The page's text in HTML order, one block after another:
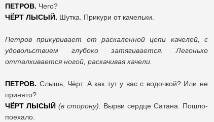
ПЕТРОВ. Чего?
ЧЁРТ ЛЫСЫЙ. Шутка. Прикури от качельки.
Петров прикуривает от раскаленной цепи качелей, с
удовольствием глубоко затягивается. Легонько
отталкивается ногой, раскачивая качели.
ПЕТРОВ. Слышь, Чёрт. А как тут у вас с водочкой? Или не
принято?
ЧЁРТ ЛЫСЫЙ (в сторону).
Вырви сердце Сатана. Пошло-
поехало.